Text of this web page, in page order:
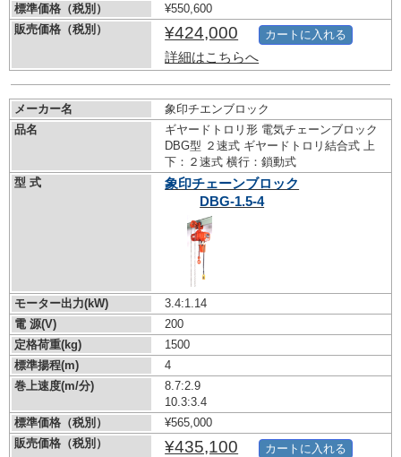
標準価格（税別）
¥550,600
販売価格（税別）
¥424,000
詳細はこちらへ
カートに入れる
メーカー名
象印チエンブロック
品名
ギヤードトロリ形 電気チェーンブロック
DBG型 ２速式 ギヤードトロリ結合式 上
下：２速式 横行：鎖動式
型 式
象印チェーンブロック
DBG-1.5-4
モーター出力(kW)
3.4:1.14
電 源(V)
200
定格荷重(kg)
1500
標準揚程(m)
4
巻上速度(m/分)
8.7:2.9
10.3:3.4
標準価格（税別）
¥565,000
販売価格（税別）
¥435,100 カートに入れる